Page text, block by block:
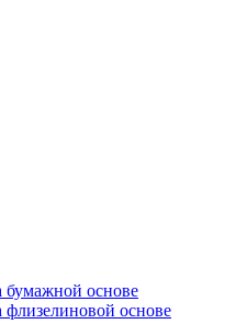
основе
основе